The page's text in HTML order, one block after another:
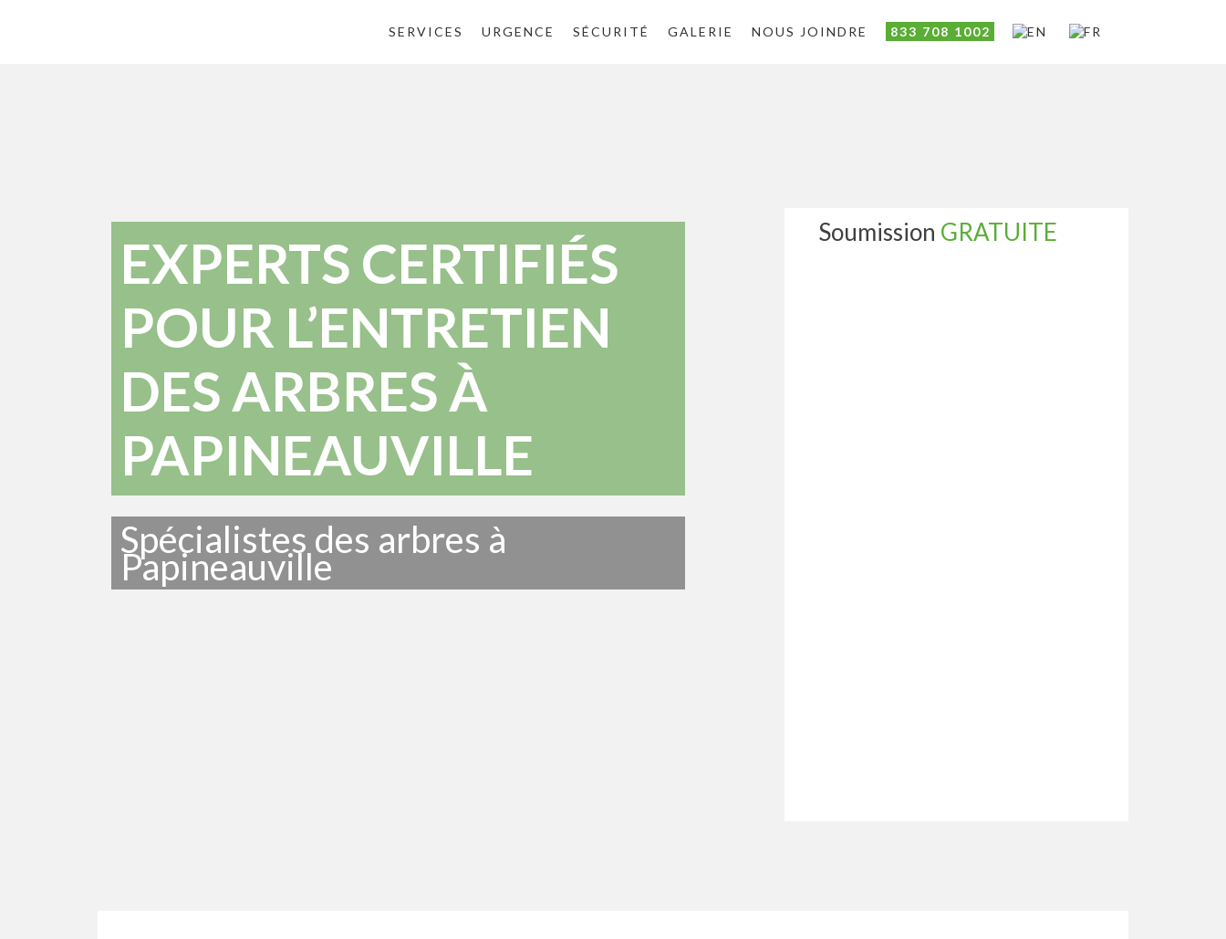
SERVICES URGENCE SÉCURITÉ GALERIE NOUS JOINDRE 833 708 1002
EXPERTS CERTIFIÉS
POUR L’ENTRETIEN
DES ARBRES À
PAPINEAUVILLE
Spécialistes des arbres à
Papineauville
Soumission GRATUITE